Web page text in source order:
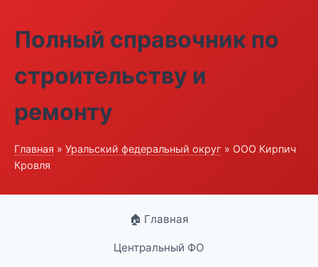
Полный справочник по
строительству и
ремонту
Главная » Уральский федеральный округ » ООО Кирпич
Кровля
🏠 Главная
Центральный ФО